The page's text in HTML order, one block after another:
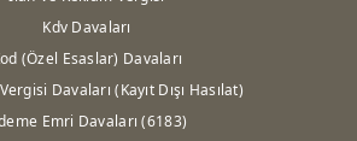
Kdv Davaları
(Özel Esaslar) Davaları
Davaları (Kayıt Dışı Hasılat)
Emri Davaları (6183)